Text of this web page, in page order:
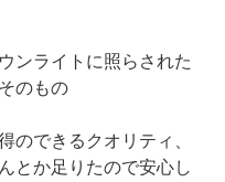
ンライトに照らされた
のもの
のできるクオリティ、
とか足りたので安心し